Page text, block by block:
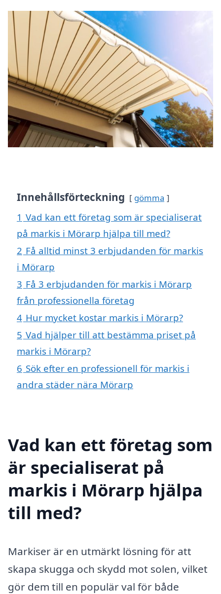
Innehållsförteckning gömma
1 Vad kan ett företag som är specialiserat
på markis i Mörarp hjälpa till med?
2 Få alltid minst 3 erbjudanden för markis
i Mörarp
3 Få 3 erbjudanden för markis i Mörarp
från professionella företag
4 Hur mycket kostar markis i Mörarp?
5 Vad hjälper till att bestämma priset på
markis i Mörarp?
6 Sök efter en professionell för markis i
andra städer nära Mörarp
Vad kan ett företag som
är specialiserat på
markis i Mörarp hjälpa
till med?
Markiser är en utmärkt lösning för att
skapa skugga och skydd mot solen, vilket
gör dem till en populär val för både